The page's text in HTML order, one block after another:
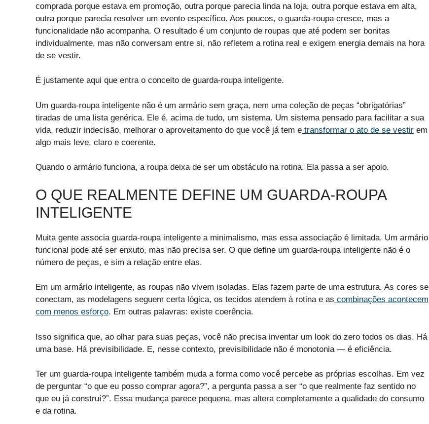
comprada porque estava em promoção, outra porque parecia linda na loja, outra porque estava em alta,
outra porque parecia resolver um evento específico. Aos poucos, o guarda-roupa cresce, mas a
funcionalidade não acompanha. O resultado é um conjunto de roupas que até podem ser bonitas
individualmente, mas não conversam entre si, não refletem a rotina real e exigem energia demais na hora
de se vestir.
É justamente aqui que entra o conceito de guarda-roupa inteligente.
Um guarda-roupa inteligente não é um armário sem graça, nem uma coleção de peças “obrigatórias”
tiradas de uma lista genérica. Ele é, acima de tudo, um sistema. Um sistema pensado para facilitar a sua
vida, reduzir indecisão, melhorar o aproveitamento do que você já tem e transformar o ato de se vestir em
algo mais leve, claro e coerente.
Quando o armário funciona, a roupa deixa de ser um obstáculo na rotina. Ela passa a ser apoio.
O QUE REALMENTE DEFINE UM GUARDA-ROUPA
INTELIGENTE
Muita gente associa guarda-roupa inteligente a minimalismo, mas essa associação é limitada. Um armário
funcional pode até ser enxuto, mas não precisa ser. O que define um guarda-roupa inteligente não é o
número de peças, e sim a relação entre elas.
Em um armário inteligente, as roupas não vivem isoladas. Elas fazem parte de uma estrutura. As cores se
conectam, as modelagens seguem certa lógica, os tecidos atendem à rotina e as combinações acontecem
com menos esforço. Em outras palavras: existe coerência.
Isso significa que, ao olhar para suas peças, você não precisa inventar um look do zero todos os dias. Há
uma base. Há previsibilidade. E, nesse contexto, previsibilidade não é monotonia — é eficiência.
Ter um guarda-roupa inteligente também muda a forma como você percebe as próprias escolhas. Em vez
de perguntar “o que eu posso comprar agora?”, a pergunta passa a ser “o que realmente faz sentido no
que eu já construí?”. Essa mudança parece pequena, mas altera completamente a qualidade do consumo
e da rotina.